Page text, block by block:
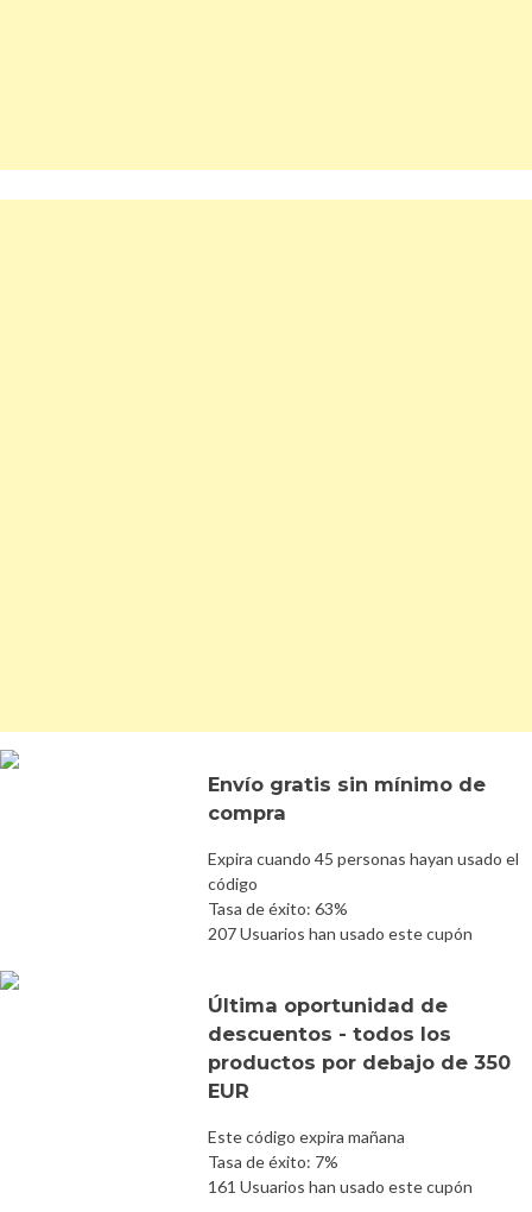
Envío gratis sin mínimo de
compra
Expira cuando 45 personas hayan usado el
código
Tasa de éxito: 63%
207 Usuarios han usado este cupón
Última oportunidad de
descuentos - todos los
productos por debajo de 350
EUR
Este código expira mañana
Tasa de éxito: 7%
161 Usuarios han usado este cupón